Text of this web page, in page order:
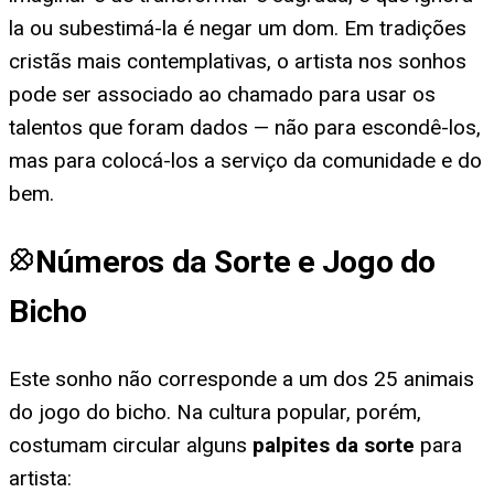
la ou subestimá-la é negar um dom. Em tradições
cristãs mais contemplativas, o artista nos sonhos
pode ser associado ao chamado para usar os
talentos que foram dados — não para escondê-los,
mas para colocá-los a serviço da comunidade e do
bem.
Números da Sorte e Jogo do
Bicho
Este sonho não corresponde a um dos 25 animais
do jogo do bicho. Na cultura popular, porém,
costumam circular alguns palpites da sorte para
artista: